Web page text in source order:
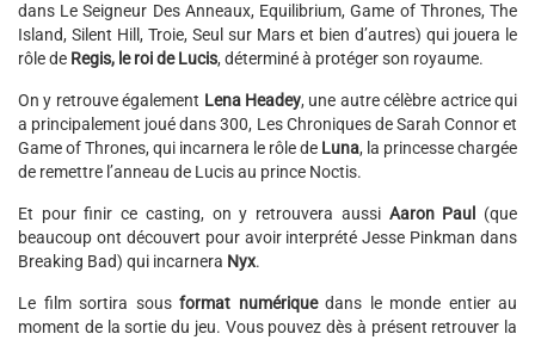
dans Le Seigneur Des Anneaux, Equilibrium, Game of Thrones, The
Island, Silent Hill, Troie, Seul sur Mars et bien d’autres) qui jouera le
rôle de Regis, le roi de Lucis, déterminé à protéger son royaume.
On y retrouve également Lena Headey, une autre célèbre actrice qui
a principalement joué dans 300, Les Chroniques de Sarah Connor et
Game of Thrones, qui incarnera le rôle de Luna, la princesse chargée
de remettre l’anneau de Lucis au prince Noctis.
Et pour finir ce casting, on y retrouvera aussi Aaron Paul
(que
beaucoup ont découvert pour avoir interprété Jesse Pinkman dans
Breaking Bad) qui incarnera Nyx.
Le film sortira sous format numériquedans le monde entier au
moment de la sortie du jeu. Vous pouvez dès à présent retrouver la